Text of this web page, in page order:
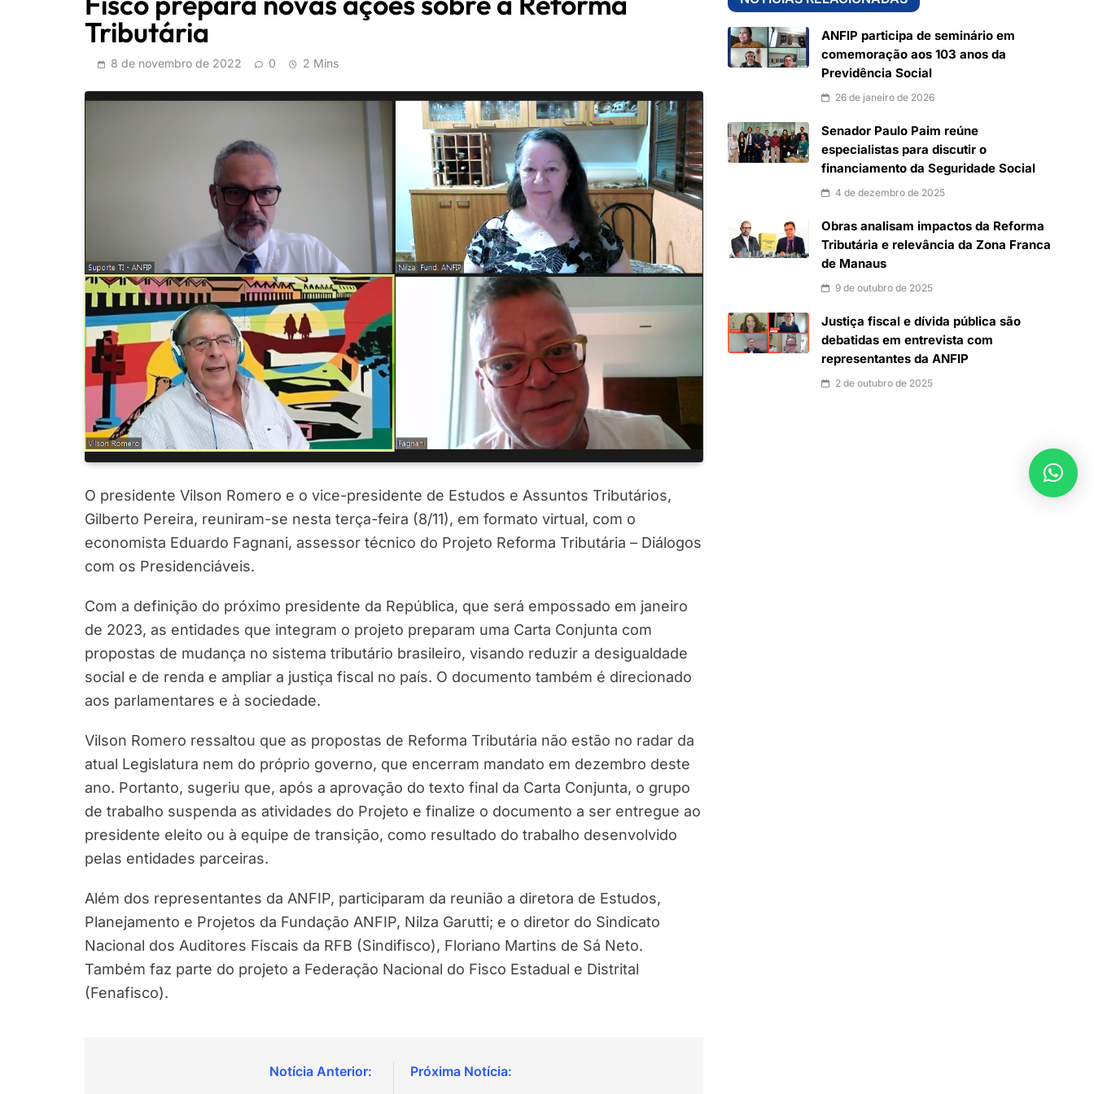
Tributária
8 de novembro de 2022 0 2 Mins
O presidente Vilson Romero e o vice-presidente de Estudos e Assuntos Tributários,
Gilberto Pereira, reuniram-se nesta terça-feira (8/11), em formato virtual, com o
economista Eduardo Fagnani, assessor técnico do Projeto Reforma Tributária – Diálogos
com os Presidenciáveis.
Com a definição do próximo presidente da República, que será empossado em janeiro
de 2023, as entidades que integram o projeto preparam uma Carta Conjunta com
propostas de mudança no sistema tributário brasileiro, visando reduzir a desigualdade
social e de renda e ampliar a justiça fiscal no país. O documento também é direcionado
aos parlamentares e à sociedade.
Vilson Romero ressaltou que as propostas de Reforma Tributária não estão no radar da
atual Legislatura nem do próprio governo, que encerram mandato em dezembro deste
ano. Portanto, sugeriu que, após a aprovação do texto final da Carta Conjunta, o grupo
de trabalho suspenda as atividades do Projeto e finalize o documento a ser entregue ao
presidente eleito ou à equipe de transição, como resultado do trabalho desenvolvido
pelas entidades parceiras.
Além dos representantes da ANFIP, participaram da reunião a diretora de Estudos,
Planejamento e Projetos da Fundação ANFIP, Nilza Garutti; e o diretor do Sindicato
Nacional dos Auditores Fiscais da RFB (Sindifisco), Floriano Martins de Sá Neto.
Também faz parte do projeto a Federação Nacional do Fisco Estadual e Distrital
(Fenafisco).
ANFIP participa de seminário em
comemoração aos 103 anos da
Previdência Social
26 de janeiro de 2026
Senador Paulo Paim reúne
especialistas para discutir o
financiamento da Seguridade Social
4 de dezembro de 2025
Obras analisam impactos da Reforma
Tributária e relevância da Zona Franca
de Manaus
9 de outubro de 2025
Justiça fiscal e dívida pública são
debatidas em entrevista com
representantes da ANFIP
2 de outubro de 2025